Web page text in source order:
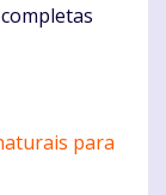
para